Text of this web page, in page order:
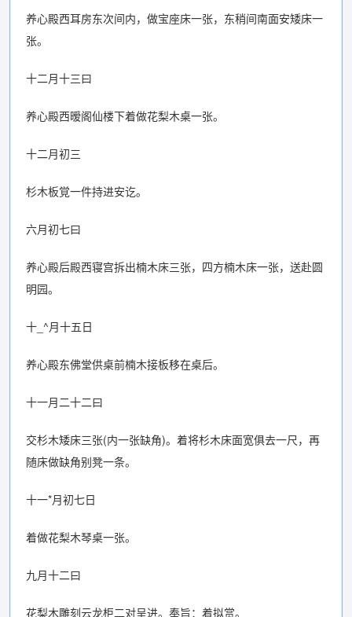
养心殿西耳房东次间内，做宝座床一张，东稍间南面安矮床一
张。
十二月十三曰
养心殿西暧阁仙楼下着做花梨木桌一张。
十二月初三
杉木板覚一件持进安讫。
六月初七曰
养心殿后殿西寝宫拆出楠木床三张，四方楠木床一张，送赴圆
明园。
十_^月十五日
养心殿东佛堂供桌前楠木接板移在桌后。
十一月二十二曰
交杉木矮床三张(内一张缺角)。着将杉木床面宽俱去一尺，再
随床做缺角别凳一条。
十一*月初七日
着做花梨木琴桌一张。
九月十二曰
花梨木雕刻云龙柜二对呈进。奉旨：着拟赏。